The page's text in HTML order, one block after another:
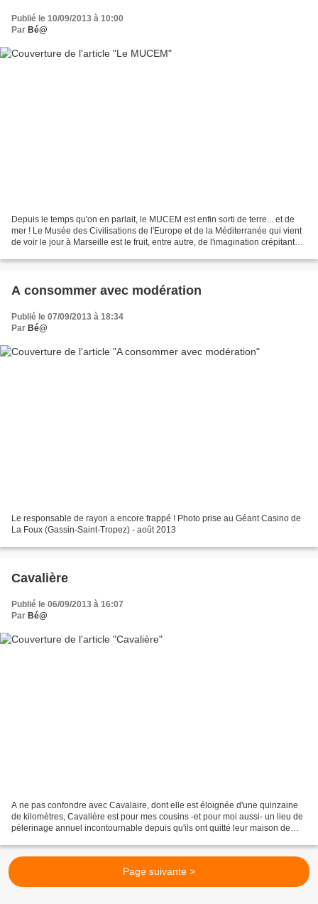
Publié le 10/09/2013 à 10:00
Par Bé@
Depuis le temps qu'on en parlait, le MUCEM est enfin sorti de terre... et de
mer ! Le Musée des Civilisations de l'Europe et de la Méditerranée qui vient
de voir le jour à Marseille est le fruit, entre autre, de l'imagination crépitante
A consommer avec modération
Publié le 07/09/2013 à 18:34
Par Bé@
Le responsable de rayon a encore frappé ! Photo prise au Géant Casino de
La Foux (Gassin-Saint-Tropez) - août 2013
Cavalière
Publié le 06/09/2013 à 16:07
Par Bé@
A ne pas confondre avec Cavalaire, dont elle est éloignée d'une quinzaine
de kilomètres, Cavalière est pour mes cousins -et pour moi aussi- un lieu de
pélerinage annuel incontournable depuis qu'ils ont quitté leur maison de
Page suivante >